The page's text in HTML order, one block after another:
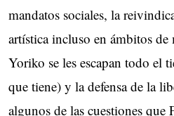
mandatos sociales, la
artística incluso en ámbitos
Yoriko se les escapan todo el
que tiene) y la defensa de la
algunos de las cuestiones que